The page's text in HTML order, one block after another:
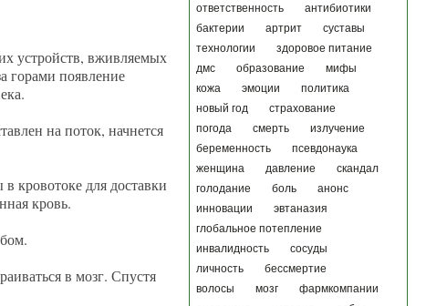
ответственность
антибиотики
бактерии
артрит
суставы
технологии
здоровое питание
дмс
образование
мифы
кожа
эмоции
политика
новый год
страхование
погода
смерть
излучение
беременность
псевдонаука
женщина
давление
скандал
голодание
боль
анонс
инновации
эвтаназия
глобальное потепление
инвалидность
сосуды
личность
бессмертие
волосы
мозг
фармкомпании
устройств, вживляемых
горами появление
на поток, начнется
кровотоке для доставки
кровь.
в мозг. Спустя